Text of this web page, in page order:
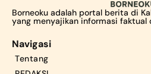
Borneoku adalah portal berita di
yang menyajikan informasi faktual
Navigasi
Tentang